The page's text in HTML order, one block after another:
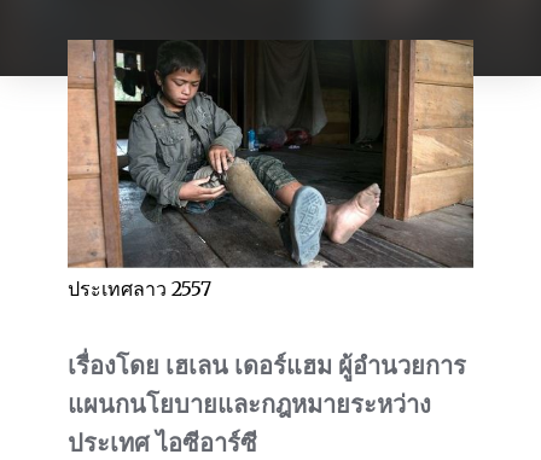
ประเทศลาว 2557
เรื่องโดย เฮเลน เดอร์แฮม ผู้อำนวยการ
แผนกนโยบายและกฎหมายระหว่าง
ประเทศ ไอซีอาร์ซี